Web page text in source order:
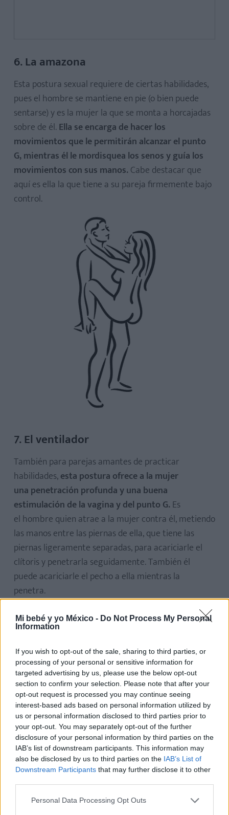
Mi bebé y yo México - Do Not Process My Personal
Information
If you wish to opt-out of the sale, sharing to third parties, or
processing of your personal or sensitive information for
targeted advertising by us, please use the below opt-out
section to confirm your selection. Please note that after your
opt-out request is processed you may continue seeing
interest-based ads based on personal information utilized by
us or personal information disclosed to third parties prior to
your opt-out. You may separately opt-out of the further
disclosure of your personal information by third parties on the
IAB’s list of downstream participants. This information may
also be disclosed by us to third parties on the IAB’s List of
Downstream Participants that may further disclose it to other
Personal Data Processing Opt Outs
6. La amazona
Esta postura sexual requiere de ciertas habilidades,
pues el hombre se mantiene en pie (o bien puede
sentarse) y es la mujer la que se monta a horcajadas
sobre de él. Ella se encarga de hacer los
movimientos que le permitirán alcanzar el punto
G, mientras él le mordisquea los senos y guía los
movimientos con sus manos. Cabe destacar que
aquí es ella la que tiene a su pareja firmemente bajo
control.
7. El ventilador
También para parejas amantes de practicar
habilidades,esta postura ofrece a la mujer
una penetración profunda y una buena
estimulación de la vagina y del punto G. Es
el hombre quien atrae a la mujer contra él, metiendo
las manos entre las piernas de ella, que tiene las
piernas ligeramente separadas, para acariciarle el
clítoris y penetrarla seguidamente. También él
puede acariciarle el pecho a ella mientras la
penetra.